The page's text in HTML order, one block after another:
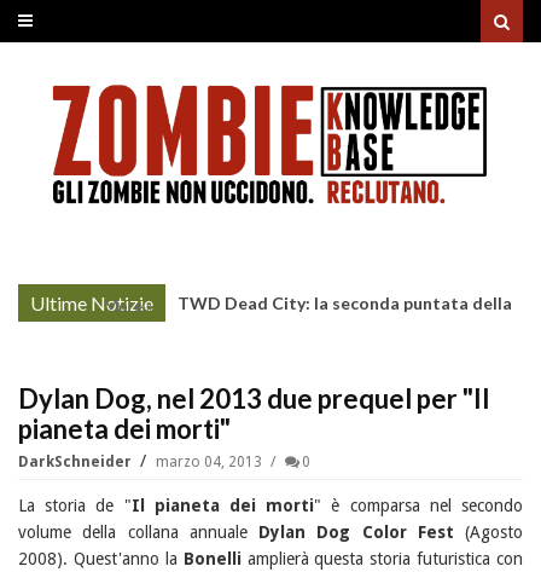
Ultime Notizie
More »
TWD Dead City: la seconda puntata della
Dylan Dog, nel 2013 due prequel per "Il
pianeta dei morti"
DarkSchneider marzo 04, 2013 0
La storia de "Il pianeta dei morti" è comparsa nel secondo
volume della collana annuale Dylan Dog Color Fest (Agosto
2008). Quest'anno la Bonelliamplierà questa storia futuristica con